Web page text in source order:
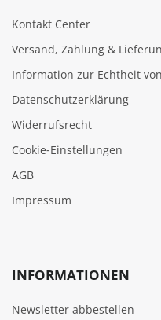
Kontakt Center
Versand, Zahlung &
Information zur Echtheit
Datenschutzerklärung
Widerrufsrecht
Cookie‑Einstellungen
AGB
Impressum
INFORMATIONEN
Newsletter abbestellen